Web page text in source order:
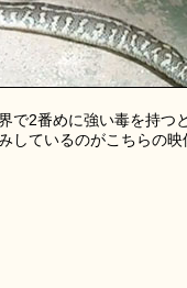
で2番めに強い毒を持
しているのがこちらの